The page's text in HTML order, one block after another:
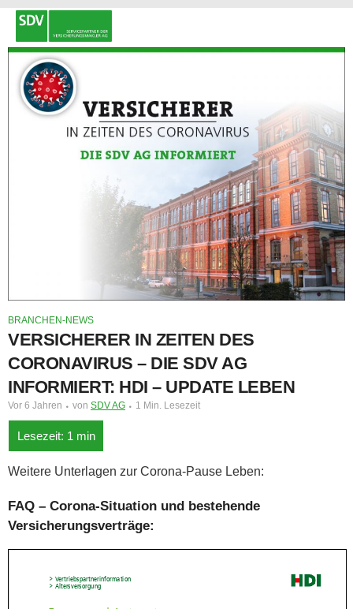
BRANCHEN-NEWS
VERSICHERER IN ZEITEN DES
CORONAVIRUS – DIE SDV AG
INFORMIERT: HDI – UPDATE LEBEN
Vor 6 Jahren von SDV AG 1 Min. Lesezeit
Weitere Unterlagen zur Corona-Pause Leben:
FAQ – Corona-Situation und bestehende
Versicherungsverträge: